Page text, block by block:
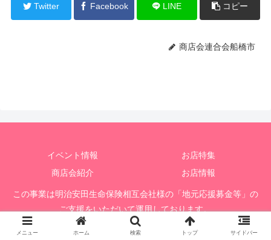
Twitter Facebook LINE コピー
商店会連合会船橋市
イベント情報
お店特集
商店会紹介
お店情報
この事業は明治安田生命保険相互会社様の「地元応援募金等」の
ご支援をいただいて運用しております。
© 2020 船橋市商店会連合会応援掲示板
メニュー ホーム 検索 トップ サイドバー